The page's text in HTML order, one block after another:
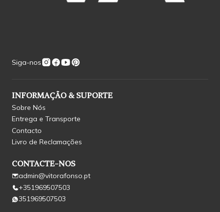
Siga-nos
INFORMAÇÃO & SUPORTE
Sobre Nós
Entrega e Transporte
Contacto
Livro de Reclamações
CONTACTE-NOS
admin@vitorafonso.pt
+351969507503
351969507503